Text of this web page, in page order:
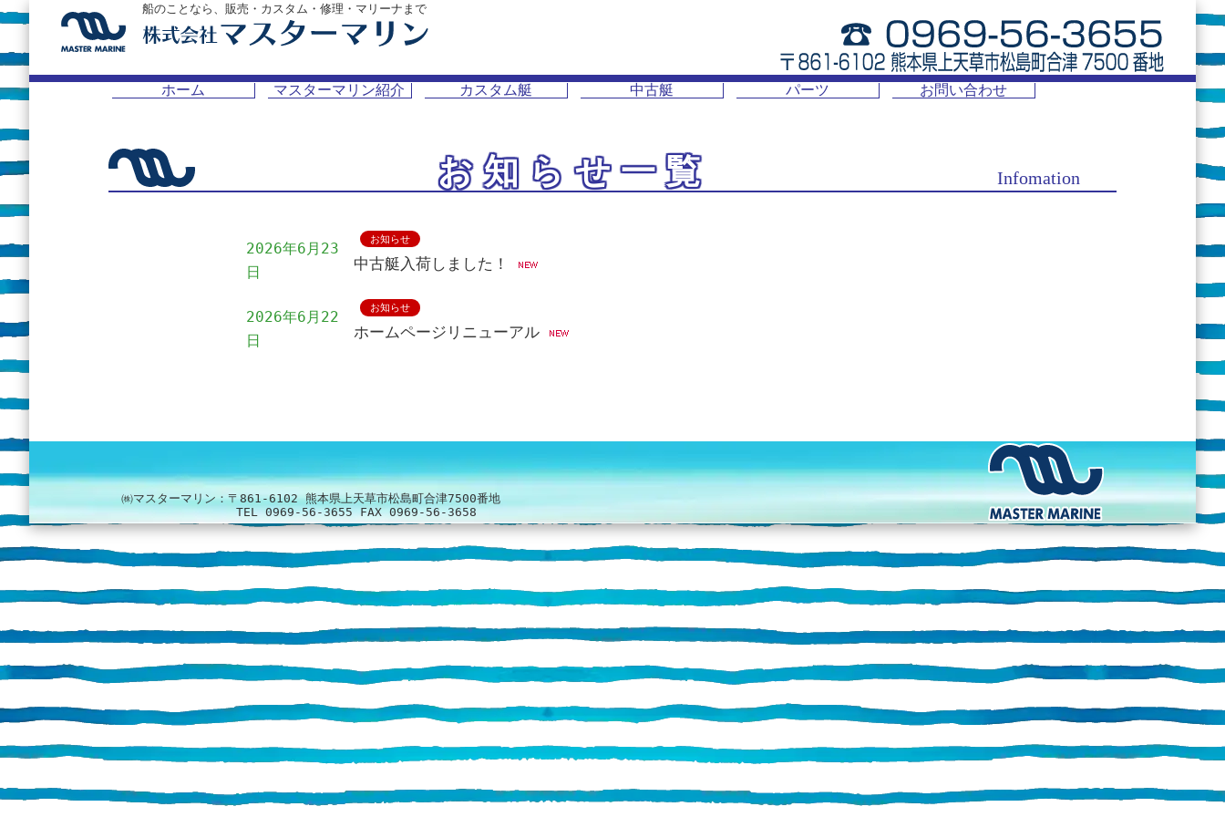
船のことなら、販売・カスタム・修理・マリーナまで
ホーム マスターマリン紹介 カスタム艇 中古艇 パーツ お問い合わせ
Infomation
お知らせ一覧
2026年6月23
日
お知らせ
中古艇入荷しました！
2026年6月22
日
お知らせ
ホームページリニューアル
㈱マスターマリン：〒861-6102 熊本県上天草市松島町合津7500番地
TEL 0969-56-3655 FAX 0969-56-3658